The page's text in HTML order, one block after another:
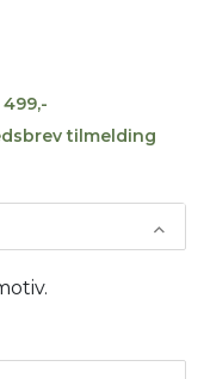
tilmelding